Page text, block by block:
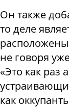
Он также
то деле
не говоря
«Это как раз
как